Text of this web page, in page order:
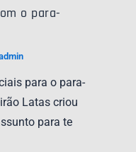
o para-
para o para-
Latas criou
para te